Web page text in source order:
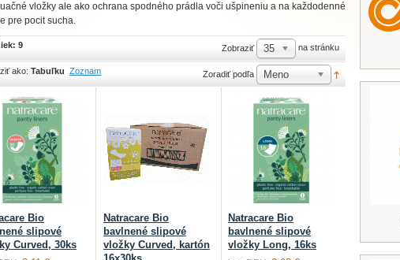
vložky ale ako ochrana spodného prádla voči ušpineniu a na každodenné
pre pocit sucha.
9 Zobraziť 35 na stránku
ako: Tabuľku Zoznam Zoradiť podľa Meno
Bio
slipové
Curved, 30ks
Natracare Bio
bavlnené slipové
vložky Curved, kartón
Natracare Bio
bavlnené slipové
vložky Long, 16ks